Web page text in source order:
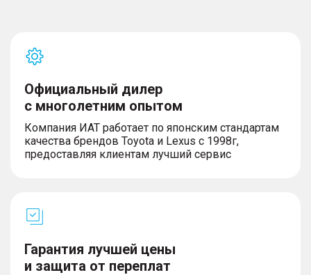
Официальный дилер
с многолетним опытом
Компания ИАТ работает по японским стандартам
качества брендов Toyota и Lexus с 1998г,
предоставляя клиентам лучший сервис
Гарантия лучшей цены
и защита от переплат